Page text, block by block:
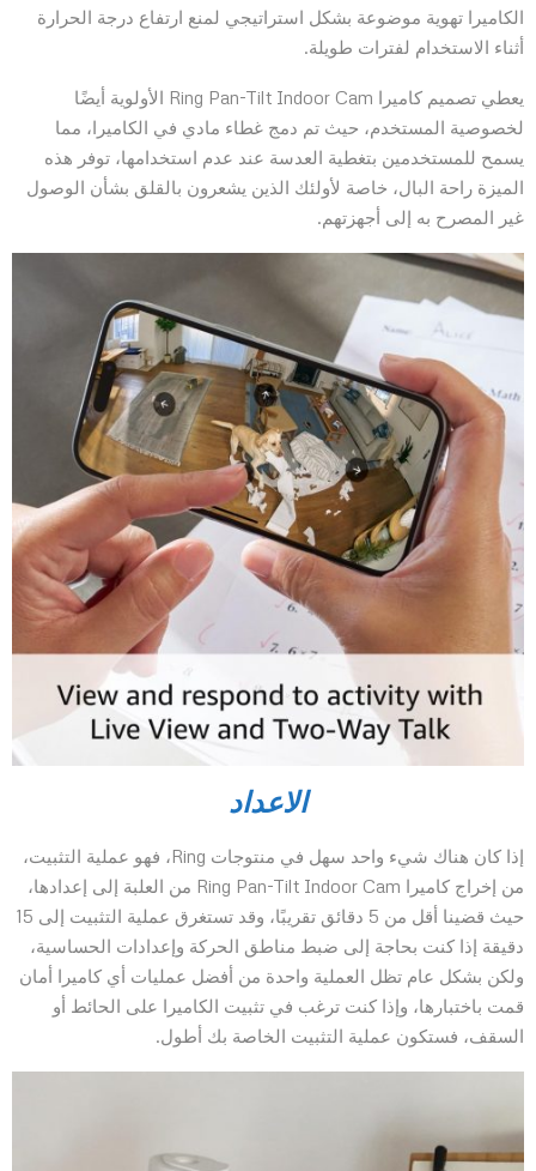
الكاميرا تهوية موضوعة بشكل استراتيجي لمنع ارتفاع درجة الحرارة
أثناء الاستخدام لفترات طويلة.
يعطي تصميم كاميرا Ring Pan-Tilt Indoor Cam الأولوية أيضًا
لخصوصية المستخدم، حيث تم دمج غطاء مادي في الكاميرا، مما
يسمح للمستخدمين بتغطية العدسة عند عدم استخدامها، توفر هذه
الميزة راحة البال، خاصة لأولئك الذين يشعرون بالقلق بشأن الوصول
غير المصرح به إلى أجهزتهم.
الاعداد
إذا كان هناك شيء واحد سهل في منتوجات Ring، فهو عملية التثبيت،
من إخراج كاميرا Ring Pan-Tilt Indoor Cam من العلبة إلى إعدادها،
حيث قضينا أقل من 5 دقائق تقريبًا، وقد تستغرق عملية التثبيت إلى 15
دقيقة إذا كنت بحاجة إلى ضبط مناطق الحركة وإعدادات الحساسية،
ولكن بشكل عام تظل العملية واحدة من أفضل عمليات أي كاميرا أمان
قمت باختبارها، وإذا كنت ترغب في تثبيت الكاميرا على الحائط أو
السقف، فستكون عملية التثبيت الخاصة بك أطول.